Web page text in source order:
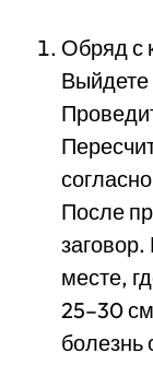
Обряд с
Выйдете
После
заговор.
месте,
25–30
болезнь